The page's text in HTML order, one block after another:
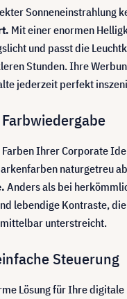
Sonneneinstrahlung
Mit einer enormen
und passt die
Stunden. Ihre
jederzeit perfekt
Ihrer Corporate
naturgetreu
Anders als bei
lebendige Kontraste,
unterstreicht.
Steuerung
Lösung für Ihre